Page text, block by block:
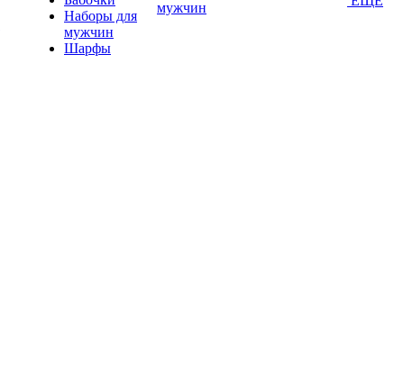
Наборы для
мужчин
Шарфы
мужчин